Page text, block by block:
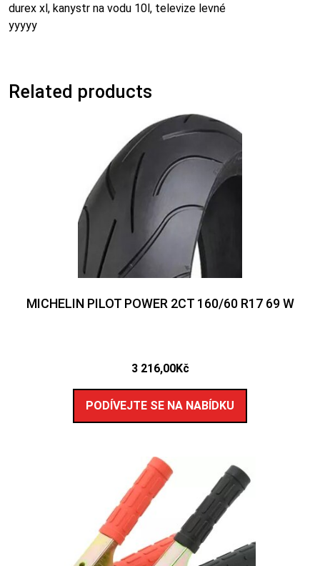
durex xl, kanystr na vodu 10l, televize levné
yyyyy
Related products
MICHELIN PILOT POWER 2CT 160/60 R17 69 W
3 216,00Kč
PODÍVEJTE SE NA NABÍDKU